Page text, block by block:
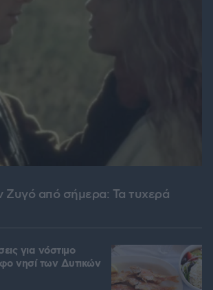
Ζυγό από σήμερα: Τα τυχερά
για νόστιμο
νησί των Δυτικών